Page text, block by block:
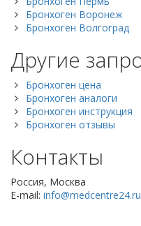
Бронхоген Воронеж
Бронхоген Волгоград
Другие
Бронхоген цена
Бронхоген аналоги
Бронхоген инструкция
Бронхоген отзывы
Контакты
Россия, Москва
E-mail: info@medcentre24.ru